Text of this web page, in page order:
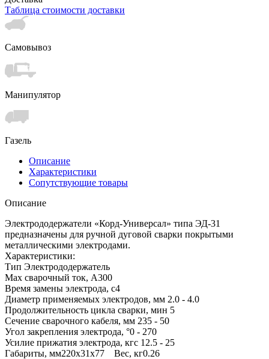
Таблица стоимости доставки
Самовывоз
Манипулятор
Газель
Описание
Характеристики
Сопутствующие товары
Описание
Электрододержатели «Корд-Универсал» типа ЭД-31
предназначены для ручной дуговой сварки покрытыми
металлическими электродами.
Характеристики:
Тип Электрододержатель
Max сварочный ток, А300
Время замены электрода, с4
Диаметр применяемых электродов, мм 2.0 - 4.0
Продолжительность цикла сварки, мин 5
Сечение сварочного кабеля, мм 235 - 50
Угол закрепления электрода, °0 - 270
Усилие прижатия электрода, кгс 12.5 - 25
Габариты, мм220х31х77 Вес, кг0.26